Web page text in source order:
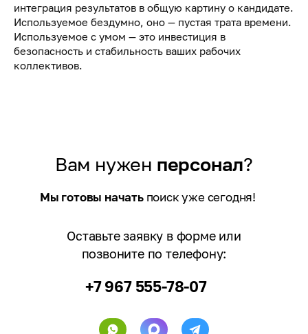
интеграция результатов в общую картину о кандидате.
Используемое бездумно, оно — пустая трата времени.
Используемое с умом — это инвестиция в
безопасность и стабильность ваших рабочих
коллективов.
Вам нужен персонал?
+7 967 555-78-07
Оставьте заявку в форме или
позвоните по телефону:
Мы готовы начатьпоиск уже сегодня!